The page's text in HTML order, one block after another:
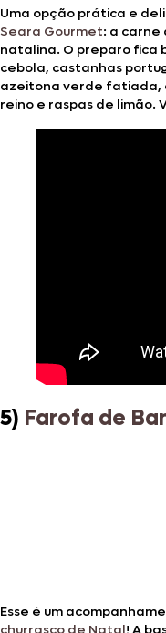
Uma opção prática e
Seara Gourmet: a carne
natalina. O preparo fica
cebola, castanhas
azeitona verde fatiada,
reino e raspas de limão.
5) Farofa de
Esse é um